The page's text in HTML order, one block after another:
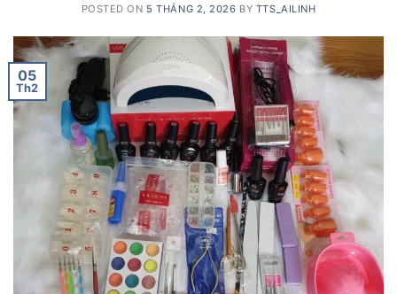
POSTED ON 5 THÁNG 2, 2026 BY TTS_AILINH
05
Th2